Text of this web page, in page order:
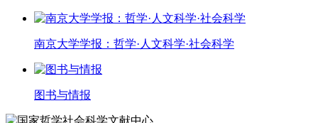
南京大学学报：哲学·人文科学·社会科学
图书与情报